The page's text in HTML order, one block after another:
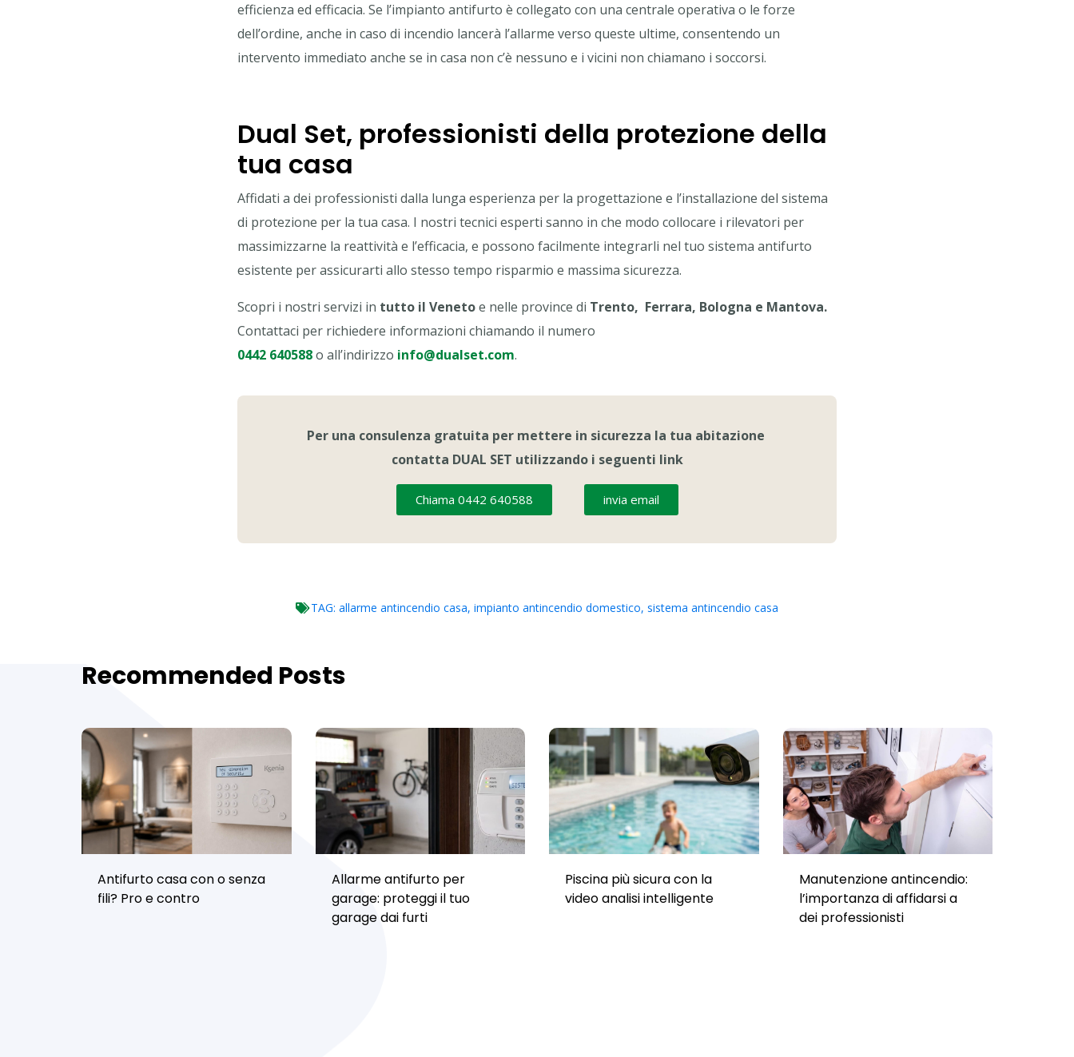
efficienza ed efficacia. Se l’impianto antifurto è collegato con una centrale operativa o le forze
dell’ordine, anche in caso di incendio lancerà l’allarme verso queste ultime, consentendo un
intervento immediato anche se in casa non c’è nessuno e i vicini non chiamano i soccorsi.
Dual Set, professionisti della protezione della
tua casa
Affidati a dei professionisti dalla lunga esperienza per la progettazione e l’installazione del sistema
di protezione per la tua casa. I nostri tecnici esperti sanno in che modo collocare i rilevatori per
massimizzarne la reattività e l’efficacia, e possono facilmente integrarli nel tuo sistema antifurto
esistente per assicurarti allo stesso tempo risparmio e massima sicurezza.
Scopri i nostri servizi in tutto il Venetoe nelle province di Trento, Ferrara, Bologna e Mantova.
Contattaci per richiedere informazioni chiamando il numero
0442 640588o all’indirizzo info@dualset.com.
Per una consulenza gratuita per mettere in sicurezza la tua abitazione
contatta DUAL SET utilizzando i seguenti link
Chiama 0442 640588 invia email
TAG: allarme antincendio casa, impianto antincendio domestico, sistema antincendio casa
Recommended Posts
Antifurto casa con o senza
fili? Pro e contro
Allarme antifurto per
garage: proteggi il tuo
garage dai furti
Piscina più sicura con la
video analisi intelligente
Manutenzione antincendio:
l’importanza di affidarsi a
dei professionisti